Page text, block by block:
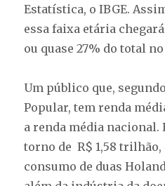
Estatística, o IBGE.
essa faixa etária
ou quase 27% do total
Um público que,
Popular, tem renda
a renda média nacional.
torno de R$ 1,58 trilhão,
consumo de duas